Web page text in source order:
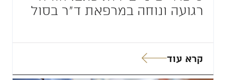
רגועה ונוחה במרפאת ד”ר בסול
קרא עוד